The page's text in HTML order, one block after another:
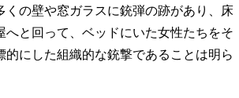
の壁や窓ガラスに銃弾の跡があり、床
と回って、ベッドにいた女性たちをそ
にした組織的な銃撃であることは明ら